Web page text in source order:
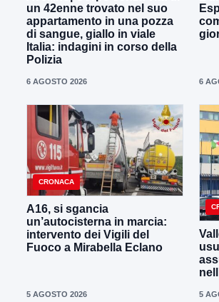
un 42enne trovato nel suo
appartamento in una pozza
di sangue, giallo in viale
Italia: indagini in corso della
Polizia
6 AGOSTO 2026 6
CRONACA
A16, si sgancia
un’autocisterna in marcia:
intervento dei Vigili del
Fuoco a Mirabella Eclano
5 AGOSTO 2026 5